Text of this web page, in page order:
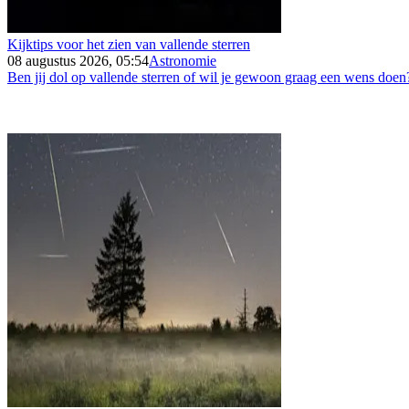
Kijktips voor het zien van vallende sterren
08 augustus 2026, 05:54Astronomie
Ben jij dol op vallende sterren of wil je gewoon graag een wens